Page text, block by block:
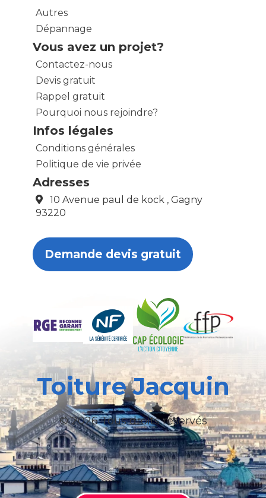
Autres
Dépannage
Vous avez un projet?
Contactez-nous
Devis gratuit
Rappel gratuit
Pourquoi nous rejoindre?
Infos légales
Conditions générales
Politique de vie privée
Adresses
10 Avenue paul de kock , Gagny
93220
Demande devis gratuit
Toiture Jacquin
© 2026 Tous droits réservés